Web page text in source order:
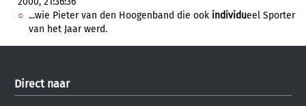
...wie Pieter van den Hoogenband die ook individueel Sporter
van het Jaar werd.
Direct naar